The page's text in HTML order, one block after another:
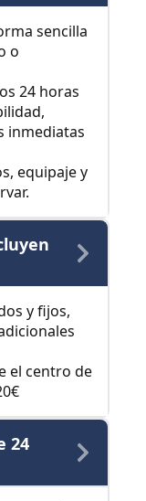
sencilla
o
24 horas
inmediatas
equipaje y
y fijos,
el centro de
24